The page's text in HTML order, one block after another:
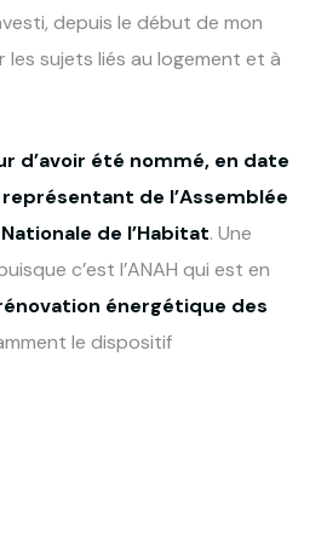
depuis le début de mon
sujets liés au logement et à
d’avoir été nommé, en date
de l’Assemblée
de l’Habitat. Une
c’est l’ANAH qui est en
énergétique des
le dispositif